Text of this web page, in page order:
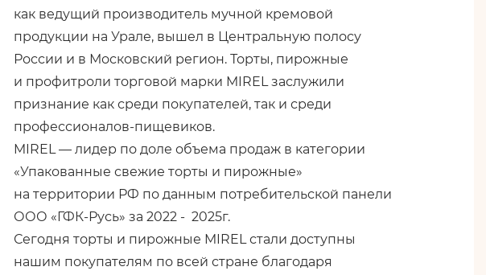
как ведущий производитель мучной кремовой
продукции на Урале, вышел в Центральную полосу
России и в Московский регион. Торты, пирожные
и профитроли торговой марки MIREL заслужили
признание как среди покупателей, так и среди
профессионалов-пищевиков.
MIREL — лидер по доле объема продаж в категории
«Упакованные свежие торты и пирожные»
на территории РФ по данным потребительской панели
ООО «ГФК-Русь» за 2022 - 2025г.
Сегодня торты и пирожные MIREL стали доступны
нашим покупателям по всей стране благодаря